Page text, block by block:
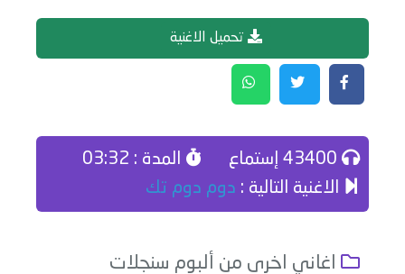
تحميل الاغنية
المدة : 03:32
الاغنية التالية : دوم دوم تك
اغاني اخرى من ألبوم سنجلات